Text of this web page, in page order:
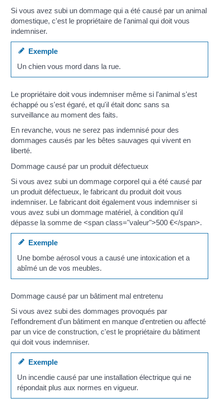
Si vous avez subi un dommage qui a été causé par un animal
domestique, c'est le propriétaire de l'animal qui doit vous
indemniser.
Exemple
Un chien vous mord dans la rue.
Le propriétaire doit vous indemniser même si l'animal s'est
échappé ou s'est égaré, et qu'il était donc sans sa
surveillance au moment des faits.
En revanche, vous ne serez pas indemnisé pour des
dommages causés par les bêtes sauvages qui vivent en
liberté.
Dommage causé par un produit défectueux
Si vous avez subi un dommage corporel qui a été causé par
un produit défectueux, le fabricant du produit doit vous
indemniser. Le fabricant doit également vous indemniser si
vous avez subi un dommage matériel, à condition qu'il
dépasse la somme de <span class="valeur">500 €</span>.
Exemple
Une bombe aérosol vous a causé une intoxication et a
abîmé un de vos meubles.
Dommage causé par un bâtiment mal entretenu
Si vous avez subi des dommages provoqués par
l'effondrement d'un bâtiment en manque d'entretien ou affecté
par un vice de construction, c'est le propriétaire du bâtiment
qui doit vous indemniser.
Exemple
Un incendie causé par une installation électrique qui ne
répondait plus aux normes en vigueur.